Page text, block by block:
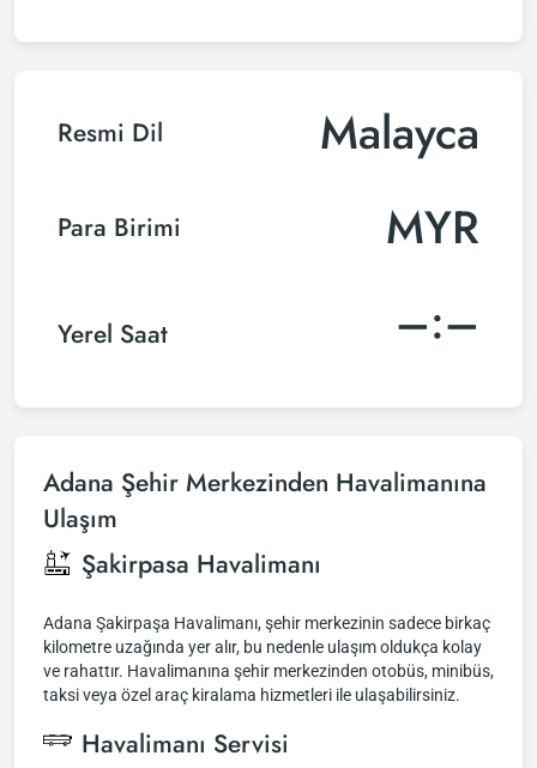
Resmi Dil Malayca
Para Birimi MYR
Yerel Saat –:–
Adana Şehir Merkezinden Havalimanına
Ulaşım
Şakirpasa Havalimanı
Adana Şakirpaşa Havalimanı, şehir merkezinin sadece birkaç
kilometre uzağında yer alır, bu nedenle ulaşım oldukça kolay
ve rahattır. Havalimanına şehir merkezinden otobüs, minibüs,
taksi veya özel araç kiralama hizmetleri ile ulaşabilirsiniz.
Havalimanı Servisi